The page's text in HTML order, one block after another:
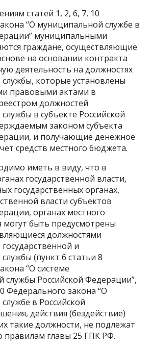
статей 1, 2, 6, 7, 10
“О муниципальной службе в
муниципальными
граждане, осуществляющие
на основании контракта
деятельность на должностях
которые установлены
правовыми актами в
должностей
в субъекте Российской
законом субъекта
и получающие денежное
средств местного бюджета.
иметь в виду, что в
государственной власти,
государственных органах,
власти субъектов
органах местного
могут быть предусмотрены
должностями
и
(пункт 6 статьи 8
“О системе
службы Российской Федерации”,
Федерального закона “О
в Российской
действия (бездействие)
такие должности, не подлежат
правилам главы 25 ГПК РФ.